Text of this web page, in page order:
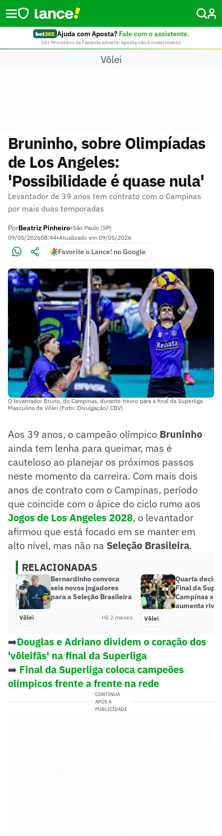
Ajuda com Aposta? Fale com o assistente.
18+ Ministério da Fazenda adverte: Aposta não é investimento
Vôlei
Bruninho, sobre Olimpíadas
de Los Angeles:
'Possibilidade é quase nula'
Levantador de 39 anos tem contrato com o Campinas
por mais duas temporadas
PorBeatriz Pinheiro•São Paulo (SP)
09/05/202608:44•Atualizado em 09/05/2026
Favorite o Lance! no Google
O levantador Bruno, do Campinas, durante treino para a final da Superliga
Masculina de Vôlei (Foto: Divulgação/ CBV)
Aos 39 anos, o campeão olímpico Bruninho
ainda tem lenha para queimar, mas é
cauteloso ao planejar os próximos passos
neste momento da carreira. Com mais dois
anos de contrato com o Campinas, período
que coincide com o ápice do ciclo rumo aos
Jogos de Los Angeles 2028, o levantador
afirmou que está focado em se manter em
alto nível, mas não na Seleção Brasileira.
RELACIONADAS
Bernardinho convoca
seis novos jogadores
para a Seleção Brasileira
Vôlei Há 2 meses
Quarta
Final da
Campinas x
aumenta
Vôlei
➡️Douglas e Adriano dividem o coração dos
'vôleifãs' na final da Superliga
➡️ Final da Superliga coloca campeões
olímpicos frente a frente na rede
CONTINUA
APÓS A
PUBLICIDADE